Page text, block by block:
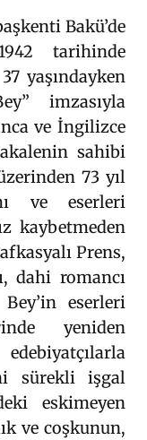
Bakü’de
tarihinde
yaşındayken
imzasıyla
ve İngilizce
sahibi
73 yıl
ve eserleri
kaybetmeden
Prens,
dahi romancı
eserleri
yeniden
sürekli işgal
eskimeyen
ve coşkunun,